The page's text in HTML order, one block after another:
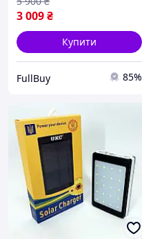
3 009₴
Купити
FullBuy 85%